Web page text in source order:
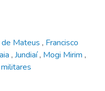
Mateus , Francisco
, Jundiaí, Mogi Mirim ,